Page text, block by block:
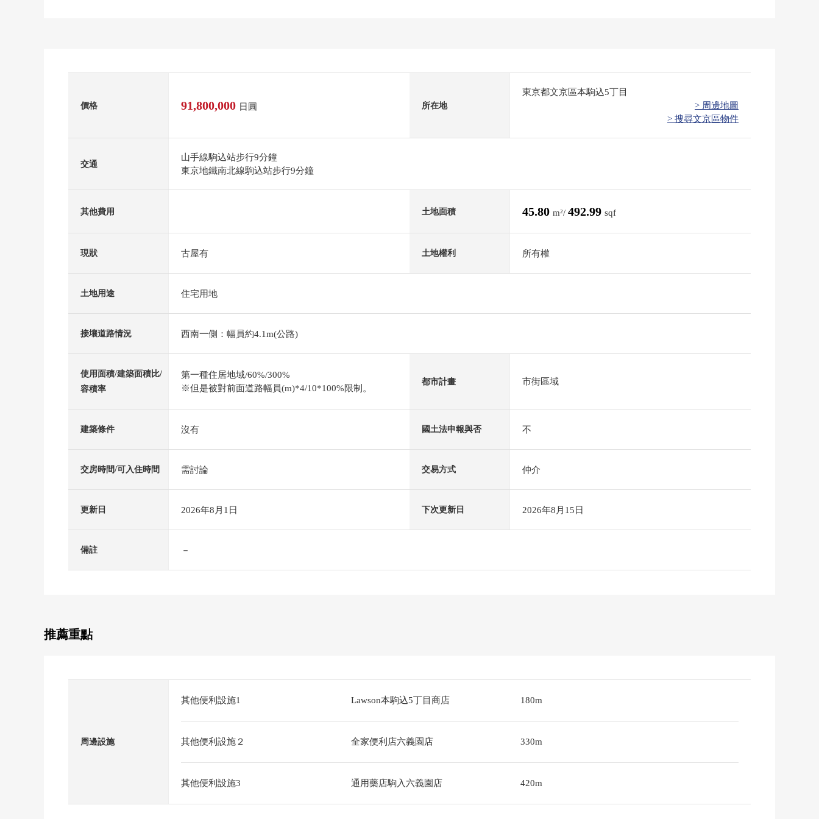
價格 91,800,000 日圓 所在地
東京都文京區本駒込5丁目
> 周邊地圖
> 搜尋文京區物件
交通
山手線駒込站步行9分鐘
東京地鐵南北線駒込站步行9分鐘
其他費用 土地面積 45.80 m²/ 492.99 sqf
現狀 古屋有 土地權利 所有權
土地用途 住宅用地
接壤道路情況 西南一側：幅員約4.1m(公路)
使用面積/建築面積比/
容積率
第一種住居地域/60%/300%
※但是被對前面道路幅員(m)*4/10*100%限制。
都市計畫 市街區域
建築條件 沒有 國土法申報與否 不
交房時間/可入住時間 需討論 交易方式 仲介
更新日 2026年8月1日 下次更新日 2026年8月15日
備註 －
推薦重點
周邊設施
其他便利設施1 Lawson本駒込5丁目商店 180m
其他便利設施２ 全家便利店六義園店 330m
其他便利設施3 通用藥店駒入六義園店 420m